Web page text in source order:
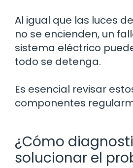
Al igual que las luces
no se encienden, un
sistema eléctrico
todo se detenga.
Es esencial revisar
componentes
¿Cómo
solucionar el